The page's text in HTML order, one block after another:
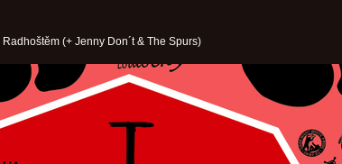
(+ Jenny Don´t & The Spurs)